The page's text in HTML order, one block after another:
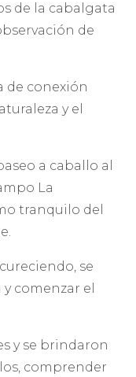
de la cabalgata
de
de conexión
y el
a caballo al
La
tranquilo del
se
comenzar el
y se brindaron
comprender